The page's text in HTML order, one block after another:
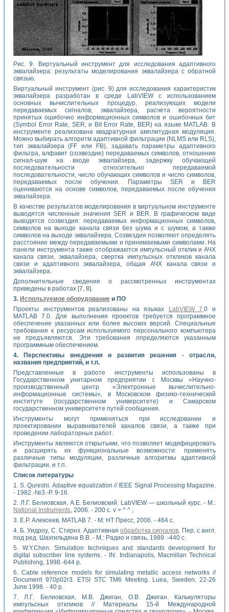
Рис. 9. Виртуальный инструмент для исследования адаптивного
эквалайзера: результаты моделирования эквалайзера с обратной
связью.
Виртуальный инструмент (рис. 9) для исследования характеристик
эквалайзера разработан в среде LabVIEW с использованием
основных вычислительных процедур, реализующих модели
передаваемых сигналов, эквалайзера, расчета вероятности
принятых ошибочно информационных символов и ошибочных бит
(Symbol Error Rate, SER, и Bit Error Rate, BER) на языке MATLAB. В
инструменте реализована квадратурная амплитудная модуляция.
Можно выбирать алгоритм адаптивной фильтрации (NLMS или RLS),
тип эквалайзера (FF или FB), задавать параметры адаптивного
фильтра, алфавит (созвездие) передаваемых символов, отношение
сигнал-шум на входе эквалайзера, задержку обучающей
последовательности относительно передаваемой
последовательности, число обучающих символов и число символов,
передаваемых после обучения. Параметры SER и BER
оцениваются на основе символов, передаваемых после обучения
эквалайзера.
В качестве результатов моделирования в виртуальном инструменте
выводятся численные значения SER и BER. В графическом виде
выводятся созвездия: передаваемых информационных символов,
символов на выходе канала связи без шума и с шумом, а также
символов на выходе эквалайзера. Созвездия позволяют определять
расстояние между передаваемыми и принимаемыми символами. На
панели инструмента также отображаются импульсный отклик и АЧХ
канала связи, эквалайзера, свертка импульсных откликов канала
связи и адаптивного эквалайзера, общая АЧХ канала связи и
эквалайзера.
Дополнительные сведения о рассмотренных инструментах
приведены в работах [7, 8].
3. Используемое оборудование и ПО
Проекты инструментов реализованы на языках LabVIEW 7 .0 и
MATLAB 7.0. Для выполнения проектов требуется программное
обеспечение указанных или более высоких версий. Специальные
требования к ресурсам используемого персонального компьютера
не предъявляются. Эти требования определяются указанным
программным обеспечением.
4. Перспективы внедрения и развития решения - отрасли,
названия предприятий, и т.п.
Представленные в работе инструменты использованы в
Государственном унитарном предприятии г. Москвы «Научно-
производственный центр «Электронные вычислительно-
информационные системы», в Московском физико-технический
институте (государственном университете) и Самарском
государственном университете путей сообщения.
Инструменты могут применяться при исследовании и
проектировании выравнивателей каналов связи, а также при
проведении лабораторных работ.
Инструменты являются открытыми, что позволяет модифицировать
и расширять их функциональные возможности: применять
различные типы модуляции, различные алгоритмы адаптивной
фильтрации, и т.п.
Список литературы
1. S. Qureshi. Adaptive equalization // IEEE Signal Processing Magazine.
- 1982.-№3.-P. 9-16.
2. Л.Г. Белиовская, А.Е. Белиовский. LabVIEW — школьный курс. - M.:
National Instruments , 2006. - 200 с. v > ^ ^ ;
3. E.P. Алексеев. MATLAB 7. - M: HT Пресс, 2006. - 464 с.
4. Б. Уидроу, С. Стирнз. Адаптивнаяобработка сигналов . Пер. с англ.
под ред. Шахгильдяна В.В. - М.: Радио и связь, 1989. -440 с.
5. W.Y.Chen. Simulation techniques and standards development for
digital subscriber line systems. - IN: Indianapolis, Macmillan Technical
Publishing, 1998.-644 p.
6. Cable reference models for simulating metallic access networks //
Document 970p02r3. ETSI STC TM6 Meeting. Luea, Sweden, 22-26
June 1998. - 40 p.
7. Л.Г. Белиовская, М.В. Джиган, О.В. Джиган. Калькуляторы
импульсных откликов // Материалы 15-й Международной